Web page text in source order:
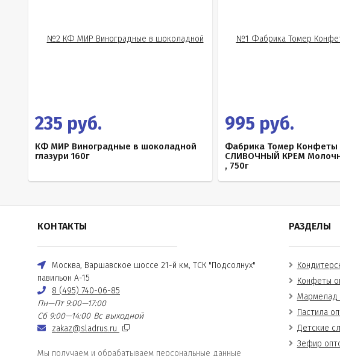
235 руб.
КФ МИР Виноградные в шоколадной
глазури 160г
995 руб.
Фабрика Томер Конфеты
СЛИВОЧНЫЙ КРЕМ
, 750г
КОНТАКТЫ
Москва, Варшавское шоссе 21-й км, ТСК "Подсолнух"
павильон А-15
8 (495) 740-06-85
Пн—Пт 9:00—17:00
Сб 9:00—14:00 Вс выходной
zakaz@sladrus.ru
Мы получаем и обрабатываем персональные данные
РАЗДЕЛЫ
Конфеты
Мармелад
Пастила
Детские
Зефир